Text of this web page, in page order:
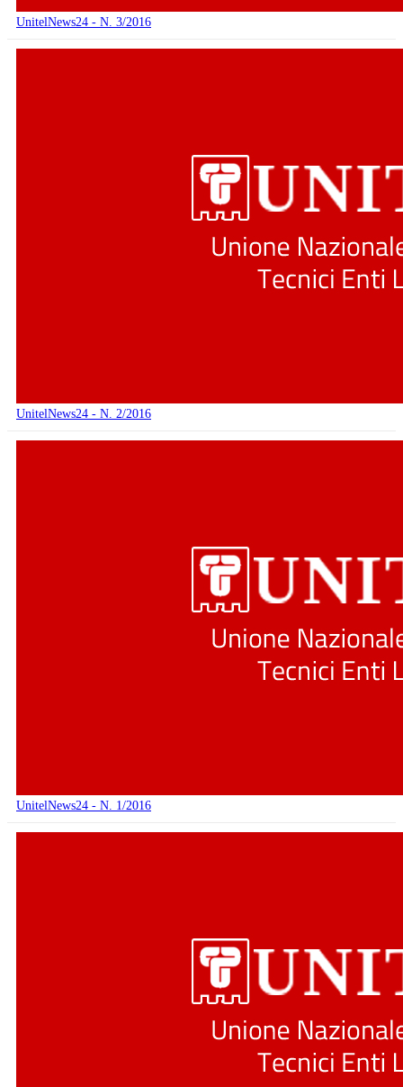
UnitelNews24 - N. 3/2016
UnitelNews24 - N. 2/2016
UnitelNews24 - N. 1/2016